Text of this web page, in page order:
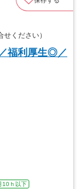
ください）
福利厚生◎／
10ｈ以下